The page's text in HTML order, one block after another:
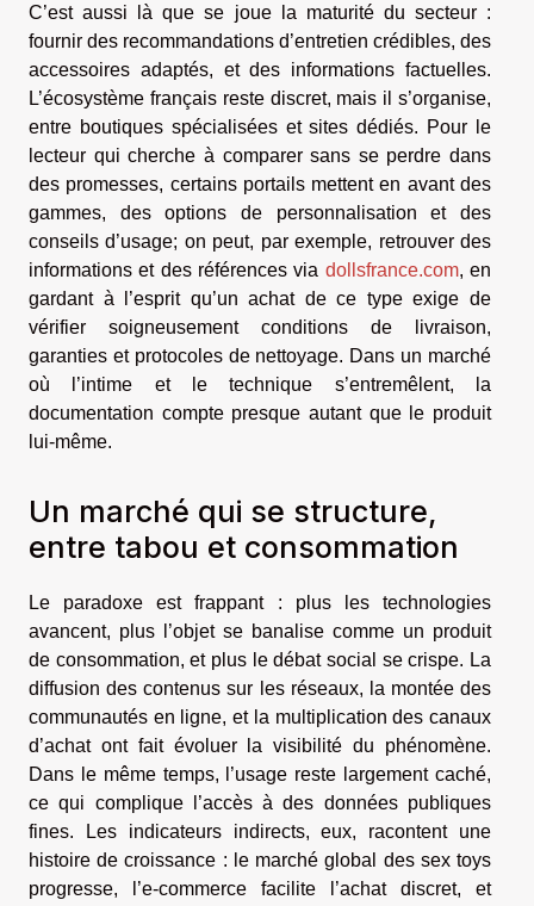
C’est aussi là que se joue la maturité du secteur :
fournir des recommandations d’entretien crédibles, des
accessoires adaptés, et des informations factuelles.
L’écosystème français reste discret, mais il s’organise,
entre boutiques spécialisées et sites dédiés. Pour le
lecteur qui cherche à comparer sans se perdre dans
des promesses, certains portails mettent en avant des
gammes, des options de personnalisation et des
conseils d’usage; on peut, par exemple, retrouver des
informations et des références via dollsfrance.com, en
gardant à l’esprit qu’un achat de ce type exige de
vérifier soigneusement conditions de livraison,
garanties et protocoles de nettoyage. Dans un marché
où l’intime et le technique s’entremêlent, la
documentation compte presque autant que le produit
lui-même.
Un marché qui se structure,
entre tabou et consommation
Le paradoxe est frappant : plus les technologies
avancent, plus l’objet se banalise comme un produit
de consommation, et plus le débat social se crispe. La
diffusion des contenus sur les réseaux, la montée des
communautés en ligne, et la multiplication des canaux
d’achat ont fait évoluer la visibilité du phénomène.
Dans le même temps, l’usage reste largement caché,
ce qui complique l’accès à des données publiques
fines. Les indicateurs indirects, eux, racontent une
histoire de croissance : le marché global des sex toys
progresse, l’e-commerce facilite l’achat discret, et